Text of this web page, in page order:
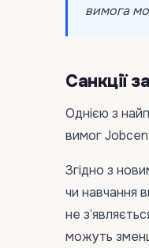
вимога
Санкції
Однією з
вимог
Згідно з
чи навчання
не
можуть